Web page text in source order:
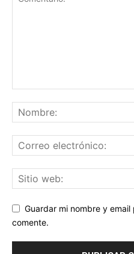
Guardar mi nombre y
comente.